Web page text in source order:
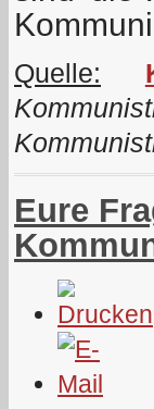
Quelle:
Eure